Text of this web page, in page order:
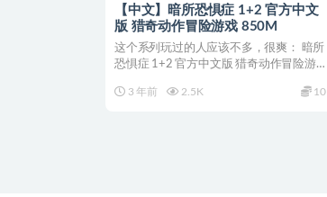
【中文】暗所恐惧症 1+2 官方中文
版 猎奇动作冒险游戏 850M
这个系列玩过的人应该不多，很爽： 暗所
恐惧症 1+2 官方中文版 猎奇动作冒险游
3 年前
2.5K 10